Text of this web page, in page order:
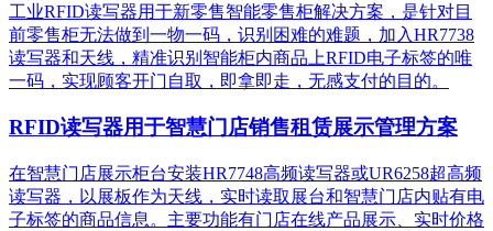
工业RFID读写器用于新零售智能零售柜解决方案，是针对目
前零售柜无法做到一物一码，识别困难的难题，加入HR7738
读写器和天线，精准识别​智能柜内商品上RFID电子标签的唯
一码，实现顾客开门自取，即拿即走，无感支付的目的。
RFID读写器用于智慧门店销售租赁展示管理方案
在智慧门店展示柜台安装HR7748高频读写器或UR6258超高频
读写器，以展板作为天线，实时读取展台和智慧门店内贴有电
子标签的商品信息。主要功能有门店在线产品展示、实时价格